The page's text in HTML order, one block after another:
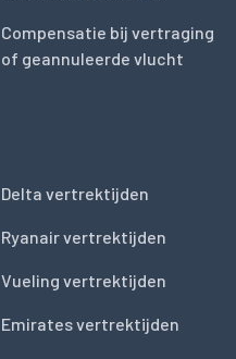
Compensatie bij vertraging
of geannuleerde vlucht
Delta vertrektijden
Ryanair vertrektijden
Vueling vertrektijden
Emirates vertrektijden